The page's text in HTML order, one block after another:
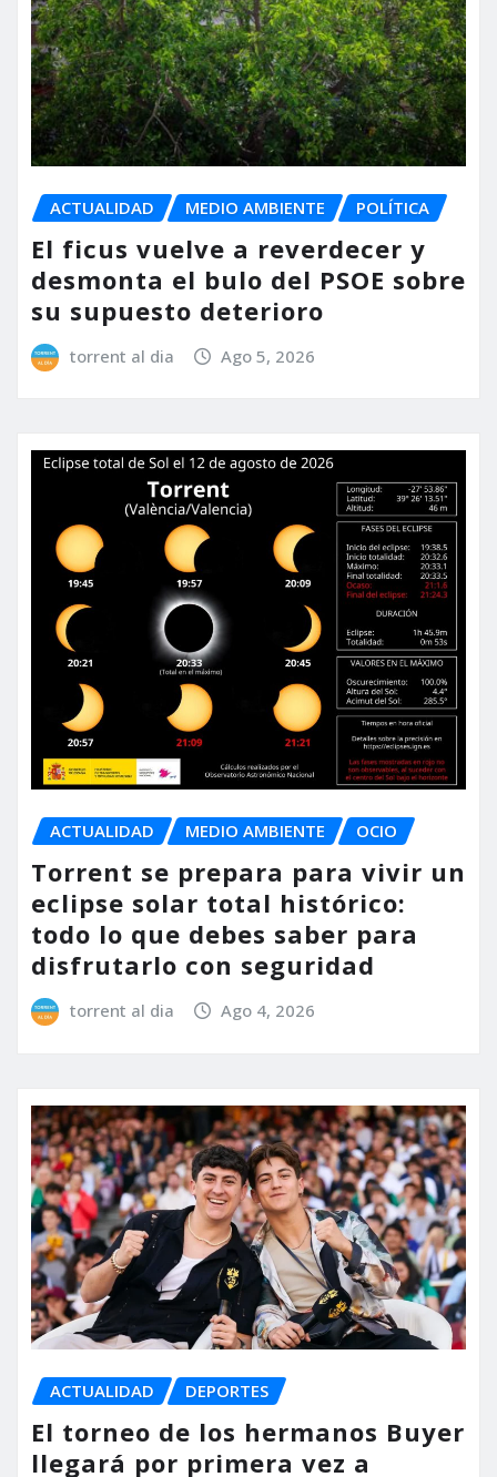
ACTUALIDAD MEDIO AMBIENTE POLÍTICA
El ficus vuelve a reverdecer y
desmonta el bulo del PSOE sobre
su supuesto deterioro
torrent al dia Ago 5, 2026
ACTUALIDAD MEDIO AMBIENTE OCIO
Torrent se prepara para vivir un
eclipse solar total histórico:
todo lo que debes saber para
disfrutarlo con seguridad
torrent al dia Ago 4, 2026
ACTUALIDAD DEPORTES
El torneo de los hermanos Buyer
llegará por primera vez a